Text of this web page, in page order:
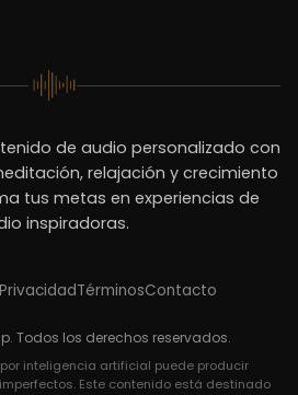
de audio personalizado con
relajación y crecimiento
tus metas en experiencias de
inspiradoras.
PrivacidadTérminosContacto
Todos los derechos reservados.
inteligencia artificial puede producir
Este contenido está destinado